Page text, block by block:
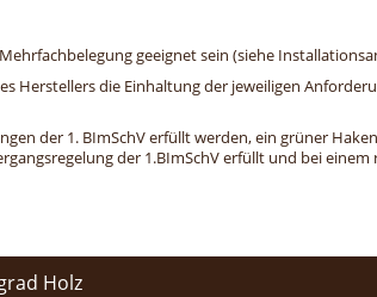
geeignet sein (siehe
Herstellers die Einhaltung der jeweiligen
der 1. BImSchV erfüllt werden, ein grüner
der 1.BImSchV erfüllt und bei
Holz